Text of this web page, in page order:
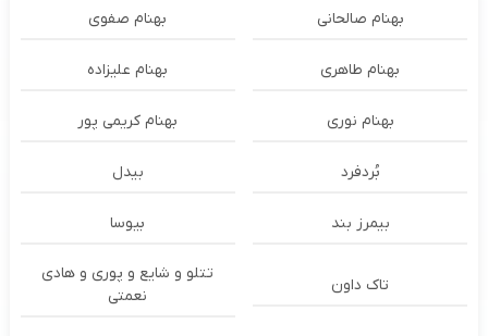
بهنام صالحانی بهنام صفوی
بهنام طاهری بهنام علیزاده
بهنام نوری بهنام کریمی پور
بُردفرد بیدل
بیمرز بند بیوسا
تاک داون
تتلو و شایع و پوری و هادی
نعمتی